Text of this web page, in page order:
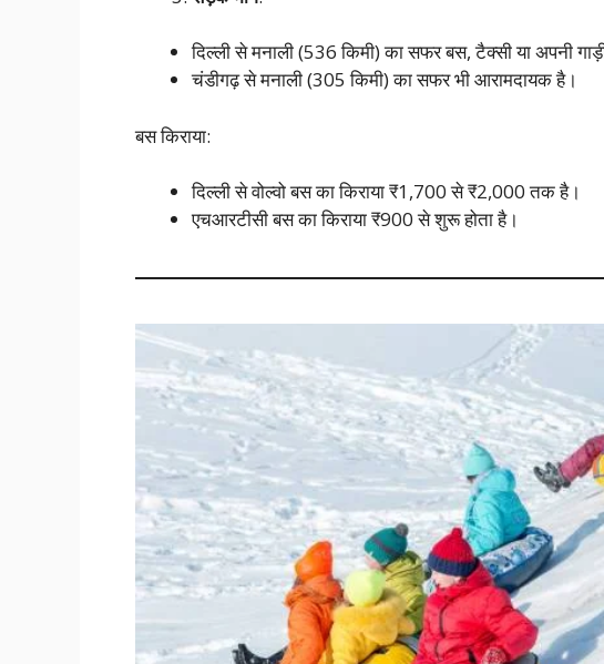
दिल्ली से मनाली (536 किमी) का सफर बस, टैक्सी या अपनी
चंडीगढ़ से मनाली (305 किमी) का सफर भी आरामदायक है।
बस किराया:
दिल्ली से वोल्वो बस का किराया ₹1,700 से ₹2,000 तक है।
एचआरटीसी बस का किराया ₹900 से शुरू होता है।